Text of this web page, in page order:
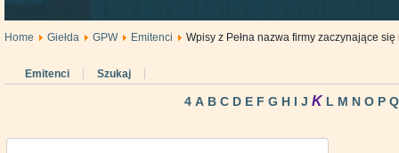
Home Giełda GPW Emitenci Wpisy z Pełna nazwa firmy zaczynające się
Emitenci Szukaj
4 A B C D E F G H I J K L M N O P Q